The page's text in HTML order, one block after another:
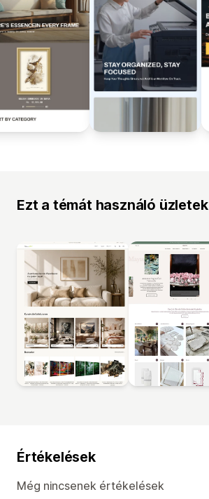
Ezt a témát használó üzletek
Értékelések
Még nincsenek értékelések